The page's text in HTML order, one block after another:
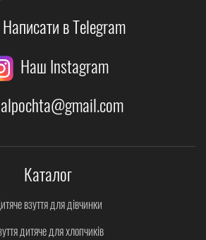
Написати в Telegram
Наш Instagram
Каталог
взуття для дівчинки
дитяче для хлопчиків